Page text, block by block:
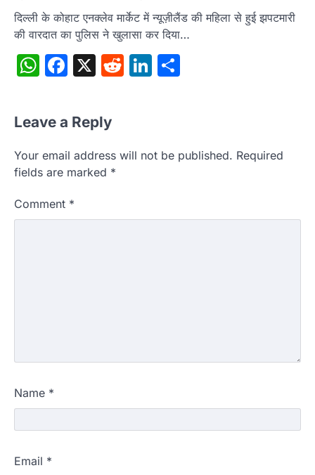
दिल्ली के कोहाट एनक्लेव मार्केट में न्यूज़ीलैंड की महिला से हुई झपटमारी
की वारदात का पुलिस ने खुलासा कर दिया…
WhatsApp
Facebook
X RedditLinkedIn
Leave a Reply
Your email address will not be published. Required
fields are marked *
Comment *
Name *
Email *